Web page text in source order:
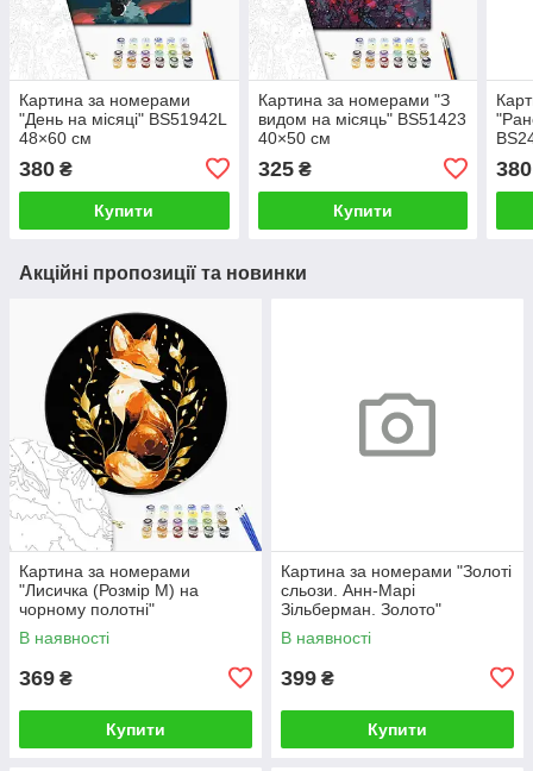
Картина за номерами
"День на місяці" BS51942L
48×60 см
380 ₴
Купити
Картина за номерами "З
видом на місяць" BS51423
40×50 см
325₴
Купити
380
Акційні пропозиції та новинки
Картина за номерами
"Лисичка (Розмір М) на
чорному полотні"
RCB00126М 30
В наявності
369 ₴
Купити
Картина за номерами "Золоті
сльози. Анн-Марі
Зільберман. Золото"
BS52812L 48×60 см
В наявності
399 ₴
Купити